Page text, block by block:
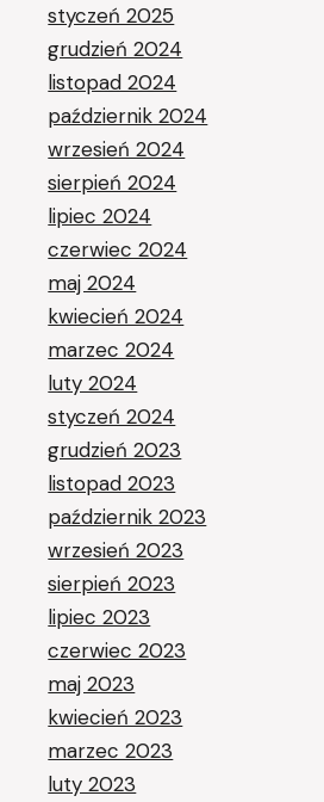
styczeń 2025
grudzień 2024
listopad 2024
październik 2024
wrzesień 2024
sierpień 2024
lipiec 2024
czerwiec 2024
maj 2024
kwiecień 2024
marzec 2024
luty 2024
styczeń 2024
grudzień 2023
listopad 2023
październik 2023
wrzesień 2023
sierpień 2023
lipiec 2023
czerwiec 2023
maj 2023
kwiecień 2023
marzec 2023
luty 2023